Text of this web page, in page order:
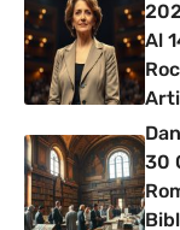
Al
30